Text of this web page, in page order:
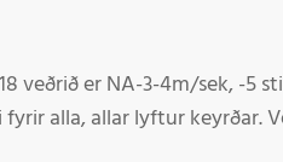
veðrið er NA-3-4m/sek, -5
alla, allar lyftur keyrðar.